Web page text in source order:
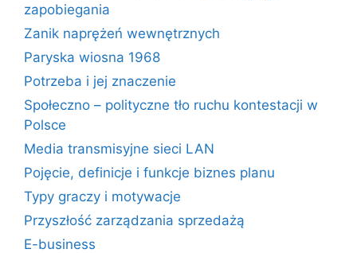
zapobiegania
Zanik naprężeń wewnętrznych
Paryska wiosna 1968
Potrzeba i jej znaczenie
Społeczno – polityczne tło ruchu kontestacji w
Polsce
Media transmisyjne sieci LAN
Pojęcie, definicje i funkcje biznes planu
Typy graczy i motywacje
Przyszłość zarządzania sprzedażą
E-business